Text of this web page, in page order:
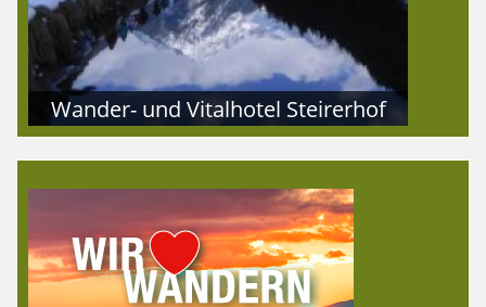
Wander- und Vitalhotel Steirerhof